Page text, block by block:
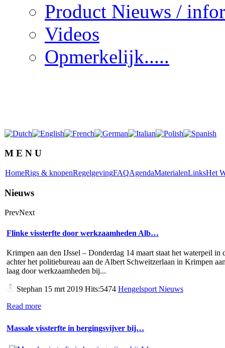
Product Nieuws /
Videos
Opmerkelijk.....
M E N U
HomeRigs & knopenRegelgevingFAQAgendaMaterialenLinksHet
Nieuws
PrevNext
Flinke vissterfte door werkzaamheden Alb…
Krimpen aan den IJssel – Donderdag 14 maart staat het waterpeil in
achter het politiebureau aan de Albert Schweitzerlaan in Krimpen
laag door werkzaamheden bij...
Stephan 15 mrt 2019 Hits:5474 Hengelsport Nieuws
Read more
Massale vissterfte in bergingsvijver bij…